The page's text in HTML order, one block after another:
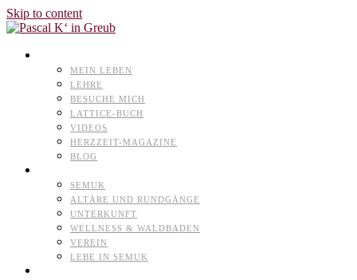
Skip to content
MEIN LEBEN
LEHRE
BESUCHE MICH
LATTICE-BUCH
VIDEOS
HERZZEIT-MAGAZINE
BLOG
SEMUK
ALTÄRE UND RUNDGÄNGE
UNTERKUNFT
WELLNESS & WALDBADEN
VEREIN
LEBE IN SEMUK